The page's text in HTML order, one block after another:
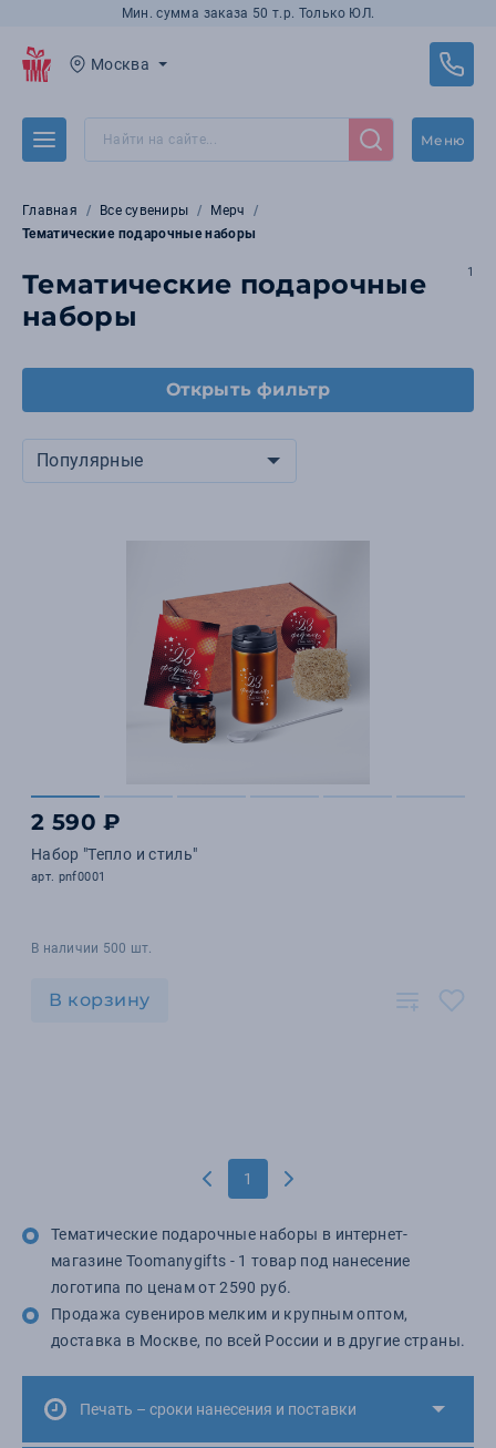
Мин. сумма заказа 50 т.р. Только ЮЛ.
Москва
Меню
Главная Все сувениры
Мерч
Тематические подарочные наборы
Тематические подарочные
наборы
1
Открыть фильтр
Популярные
2 590 ₽
Набор "Тепло и стиль"
арт. pnf0001
В наличии 500 шт.
В корзину
1
Тематические подарочные наборы в интернет-
магазине Toomanygifts - 1 товар под нанесение
логотипа по ценам от 2590 руб.
Продажа сувениров мелким и крупным оптом,
доставка в Москве, по всей России и в другие страны.
Печать – сроки нанесения и поставки